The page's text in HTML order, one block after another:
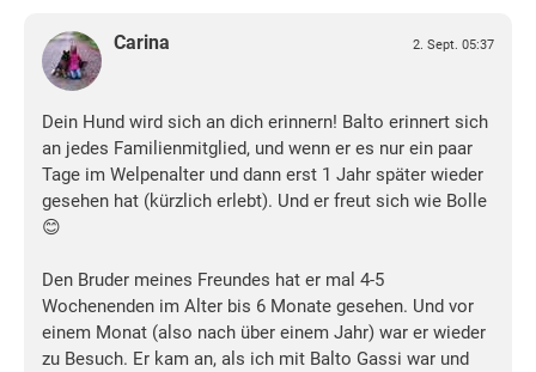
Carina 2. Sept. 05:37
Dein Hund wird sich an dich erinnern! Balto erinnert sich
an jedes Familienmitglied, und wenn er es nur ein paar
Tage im Welpenalter und dann erst 1 Jahr später wieder
gesehen hat (kürzlich erlebt). Und er freut sich wie Bolle
😊
Den Bruder meines Freundes hat er mal 4-5
Wochenenden im Alter bis 6 Monate gesehen. Und vor
einem Monat (also nach über einem Jahr) war er wieder
zu Besuch. Er kam an, als ich mit Balto Gassi war und